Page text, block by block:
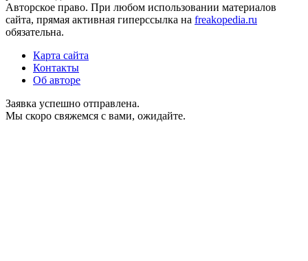
Авторское право. При любом использовании материалов
сайта, прямая активная гиперссылка на freakopedia.ru
обязательна.
Карта сайта
Контакты
Об авторе
Заявка успешно отправлена.
Мы скоро свяжемся с вами, ожидайте.